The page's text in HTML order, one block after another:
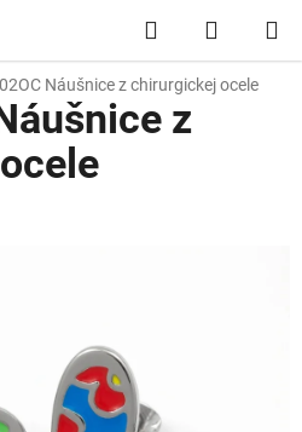
Hľadať
KOŠÍK
Náušnice z chirurgickej ocele
z